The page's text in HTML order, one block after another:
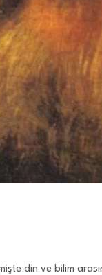
din ve bilim